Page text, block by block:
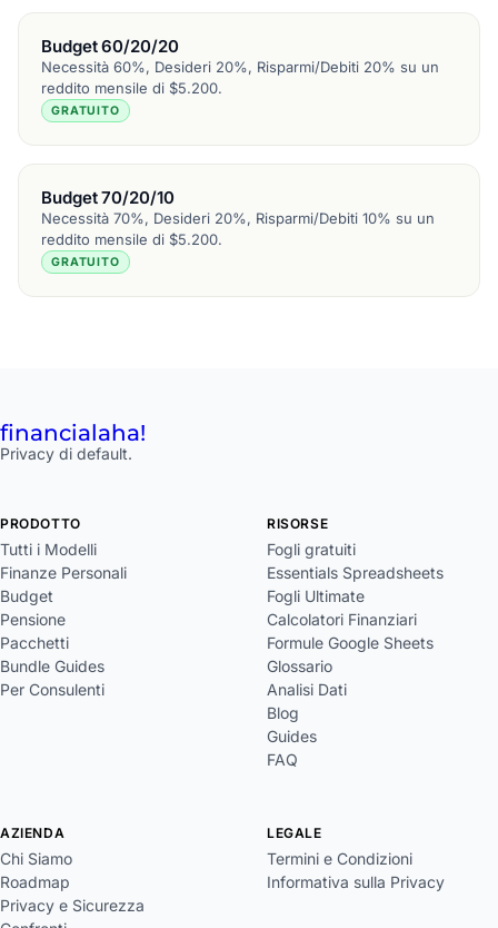
Budget 60/20/20
Necessità 60%, Desideri 20%, Risparmi/Debiti 20% su un
reddito mensile di $5.200.
GRATUITO
Budget 70/20/10
Necessità 70%, Desideri 20%, Risparmi/Debiti 10% su un
reddito mensile di $5.200.
GRATUITO
financialaha!
Privacy di default.
PRODOTTO
Tutti i Modelli
Finanze Personali
Budget
Pensione
Pacchetti
Bundle Guides
Per Consulenti
RISORSE
Fogli gratuiti
Essentials Spreadsheets
Fogli Ultimate
Calcolatori Finanziari
Formule Google Sheets
Glossario
Analisi Dati
Blog
Guides
FAQ
AZIENDA
Chi Siamo
Roadmap
Privacy e Sicurezza
LEGALE
Termini e Condizioni
Informativa sulla Privacy